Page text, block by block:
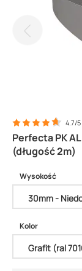
Perfecta PK
(długość 2m)
4.7/5
Wysokość
Kolor